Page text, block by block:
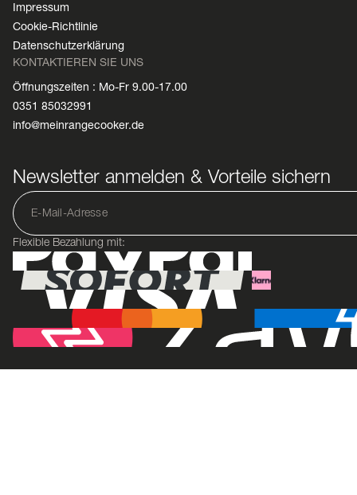
Impressum
Cookie-Richtlinie
Datenschutzerklärung
KONTAKTIEREN SIE UNS
Öffnungszeiten : Mo-Fr 9.00-17.00
0351 85032991
info@meinrangecooker.de
Newsletter anmelden & Vorteile sichern
Flexible Bezahlung mit: